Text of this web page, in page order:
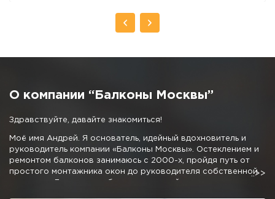
О компании “Балконы Москвы”
Здравствуйте, давайте знакомиться!
Моё имя Андрей. Я основатель, идейный вдохновитель и
руководитель компании «Балконы Москвы». Остеклением и
ремонтом балконов занимаюсь с 2000-х, пройдя путь от
простого монтажника окон до руководителя собственной